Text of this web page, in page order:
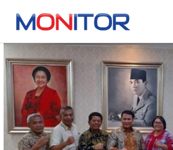
Tag: IKA Ikopin